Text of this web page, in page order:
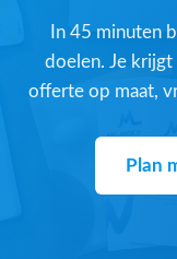
In 45 minuten
doelen. Je
offerte op maat,
Plan